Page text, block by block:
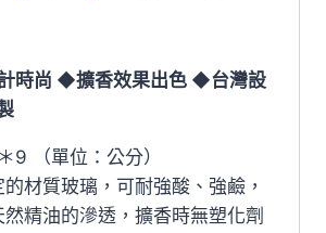
時尚 ◆擴香效果出色 ◆台灣設
9 （單位：公分）
材質玻璃，可耐強酸、強鹼，
精油的滲透，擴香時無塑化劑